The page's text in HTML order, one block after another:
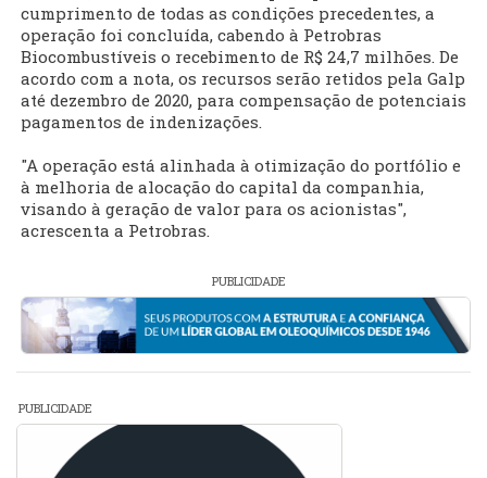
cumprimento de todas as condições precedentes, a
operação foi concluída, cabendo à Petrobras
Biocombustíveis o recebimento de R$ 24,7 milhões. De
acordo com a nota, os recursos serão retidos pela Galp
até dezembro de 2020, para compensação de potenciais
pagamentos de indenizações.
"A operação está alinhada à otimização do portfólio e
à melhoria de alocação do capital da companhia,
visando à geração de valor para os acionistas",
acrescenta a Petrobras.
PUBLICIDADE
PUBLICIDADE